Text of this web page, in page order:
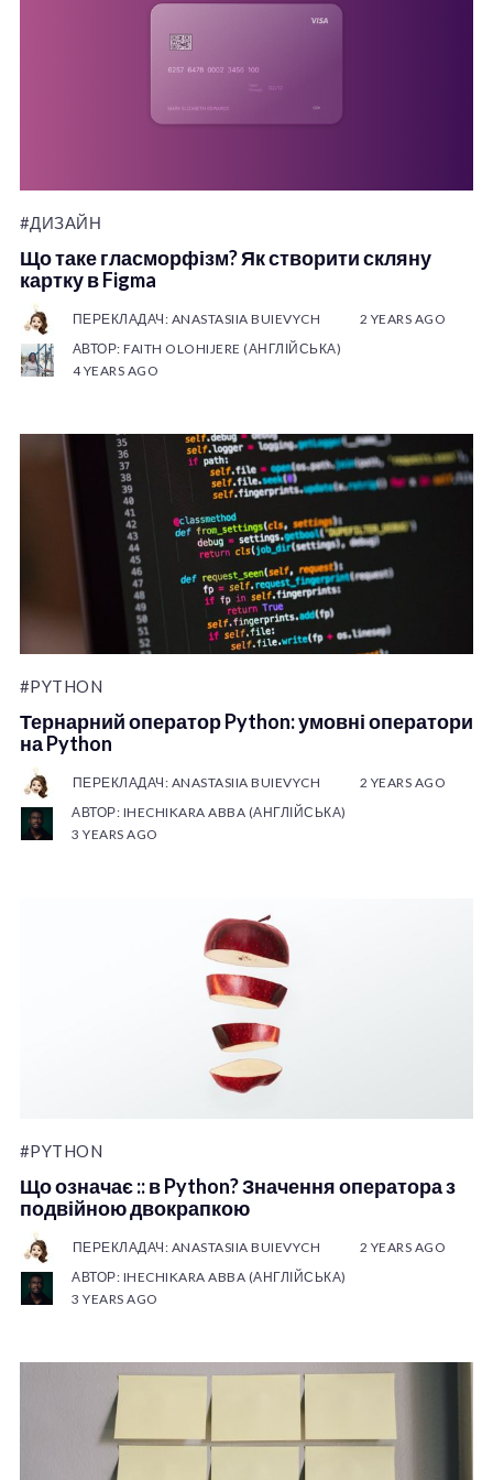
#ДИЗАЙН
Що таке гласморфізм? Як створити скляну
картку в Figma
ПЕРЕКЛАДАЧ: ANASTASIIA BUIEVYCH
2 YEARS AGO
АВТОР: FAITH OLOHIJERE (АНГЛІЙСЬКА)
4 YEARS AGO
#PYTHON
Тернарний оператор Python: умовні оператори
на Python
ПЕРЕКЛАДАЧ: ANASTASIIA BUIEVYCH
2 YEARS AGO
АВТОР: IHECHIKARA ABBA (АНГЛІЙСЬКА)
3 YEARS AGO
#PYTHON
Що означає :: в Python? Значення оператора з
подвійною двокрапкою
ПЕРЕКЛАДАЧ: ANASTASIIA BUIEVYCH
2 YEARS AGO
АВТОР: IHECHIKARA ABBA (АНГЛІЙСЬКА)
3 YEARS AGO